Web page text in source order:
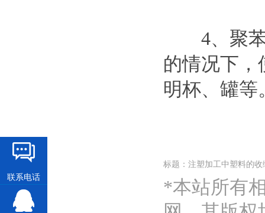
4、聚苯
的情况下，
明杯、罐等
标题：注塑加工中塑料的
*本站所有
联系电话